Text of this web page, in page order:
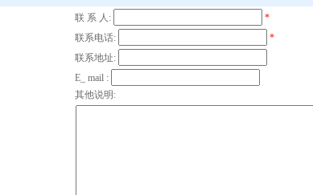
联 系 人:
*
联系电话:
*
联系地址:
E_ mail :
其他说明: